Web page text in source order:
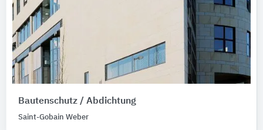
Bautenschutz / Abdichtung
Saint-Gobain Weber